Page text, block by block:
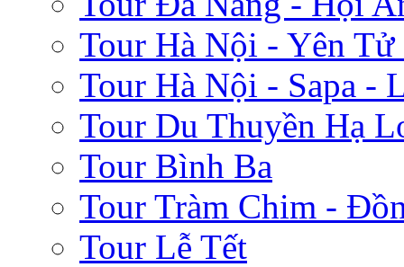
Tour Hà Nội - Yên
Tour Hà Nội - Sapa -
Tour Du Thuyền Hạ
Tour Bình Ba
Tour Tràm Chim -
Tour Lễ Tết